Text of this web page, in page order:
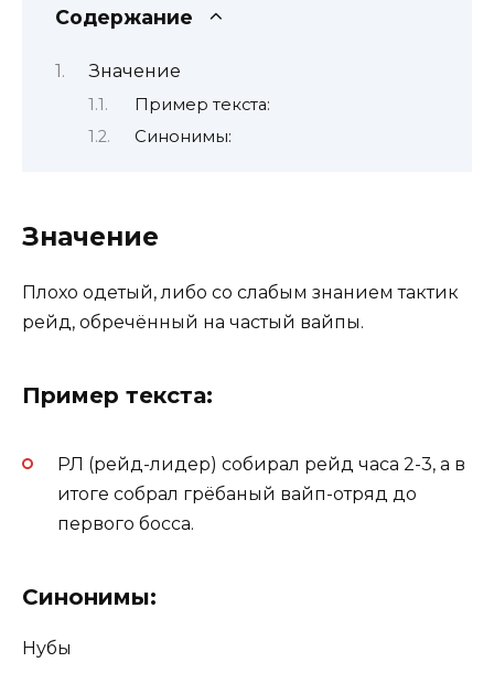
Содержание
Значение
Пример текста:
Синонимы:
Значение
Плохо одетый, либо со слабым знанием тактик
рейд, обречённый на частый вайпы.
Пример текста:
РЛ (рейд-лидер) собирал рейд часа 2-3, а в
итоге собрал грёбаный вайп-отряд до
первого босса.
Синонимы:
Нубы